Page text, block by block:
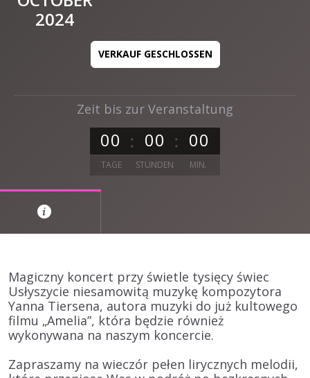
Zeit bis zur Veranstaltung
00 00 00
TAGE STUNDEN MIN.
2024
VERKAUF GESCHLOSSEN
Magiczny koncert przy świetle tysięcy świec
Usłyszycie niesamowitą muzykę kompozytora
Yanna Tiersena, autora muzyki do już kultowego
filmu „Amelia”, która będzie również
wykonywana na naszym koncercie.
Zapraszamy na wieczór pełen lirycznych melodii,